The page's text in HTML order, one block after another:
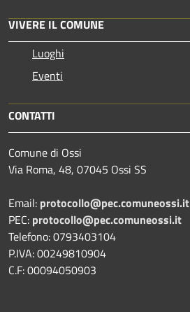
VIVERE IL COMUNE
Luoghi
Eventi
CONTATTI
Comune di Ossi
Via Roma, 48, 07045 Ossi SS
Email: protocollo@pec.comuneossi.it
PEC: protocollo@pec.comuneossi.it
Telefono: 0793403104
P.IVA: 00249810904
C.F: 00094050903